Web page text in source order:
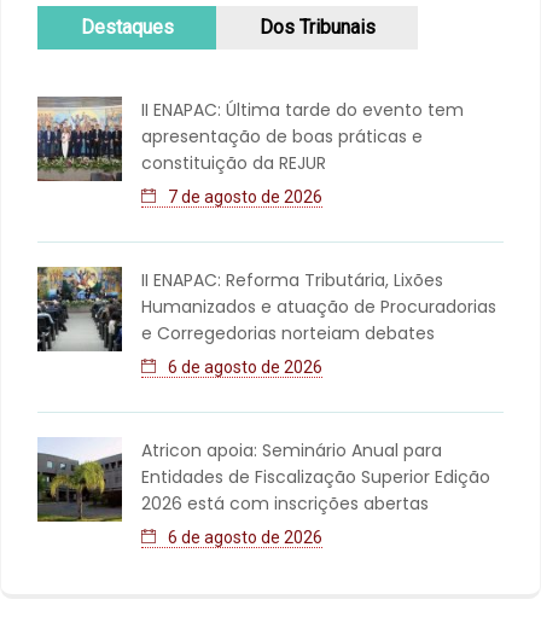
Destaques Dos Tribunais
II ENAPAC: Última tarde do evento tem
apresentação de boas práticas e
constituição da REJUR
7 de agosto de 2026
II ENAPAC: Reforma Tributária, Lixões
Humanizados e atuação de Procuradorias
e Corregedorias norteiam debates
6 de agosto de 2026
Atricon apoia: Seminário Anual para
Entidades de Fiscalização Superior Edição
2026 está com inscrições abertas
6 de agosto de 2026